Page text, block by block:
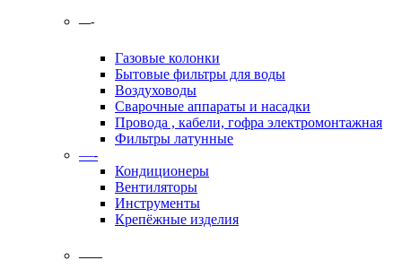
—-
Газовые колонки
Бытовые фильтры для воды
Воздуховоды
Сварочные аппараты и насадки
Провода , кабели, гофра электромонтажная
Фильтры латунные
—-
Кондиционеры
Вентиляторы
Инструменты
Крепёжные изделия
——